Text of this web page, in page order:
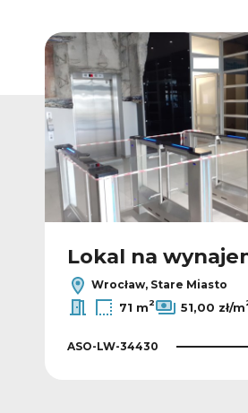
Dodaj do ulubionych
Lokal na
Wrocław, Stare Miasto
71 m2 51,00 zł/m
ASO-LW-34430